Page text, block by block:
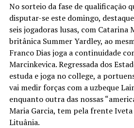
No sorteio da fase de qualificação
disputar-se este domingo,
seis jogadoras lusas, com
britânica Summer Yardley, ao
Franco Dias joga a continuidade
Marcinkevica. Regressada dos
estuda e joga no college, a
vai medir forças com a uzbeque
enquanto outra das nossas
Maria Garcia, tem pela frente Iveta
Lituânia.